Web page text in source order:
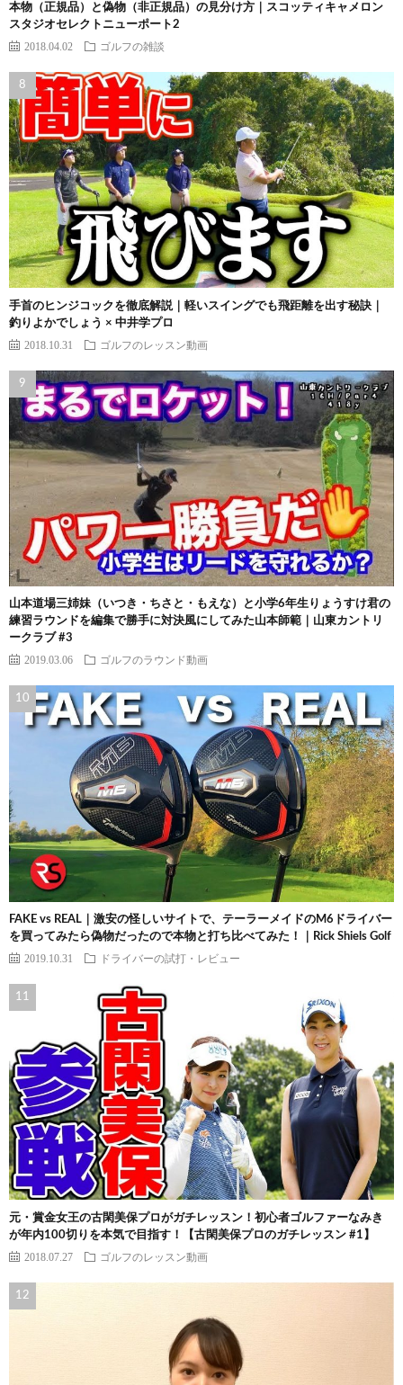
本物（正規品）と偽物（非正規品）の見分け方｜スコッティキャメロン
スタジオセレクトニューポート2
2018.04.02 ゴルフの雑談
手首のヒンジコックを徹底解説｜軽いスイングでも飛距離を出す秘訣｜
釣りよかでしょう × 中井学プロ
2018.10.31 ゴルフのレッスン動画
山本道場三姉妹（いつき・ちさと・もえな）と小学6年生りょうすけ君の
練習ラウンドを編集で勝手に対決風にしてみた山本師範｜山東カントリ
ークラブ #3
2019.03.06 ゴルフのラウンド動画
FAKE vs REAL｜激安の怪しいサイトで、テーラーメイドのM6ドライバー
を買ってみたら偽物だったので本物と打ち比べてみた！｜Rick Shiels Golf
2019.10.31 ドライバーの試打・レビュー
元・賞金女王の古閑美保プロがガチレッスン！初心者ゴルファーなみき
が年内100切りを本気で目指す！【古閑美保プロのガチレッスン #1】
2018.07.27 ゴルフのレッスン動画